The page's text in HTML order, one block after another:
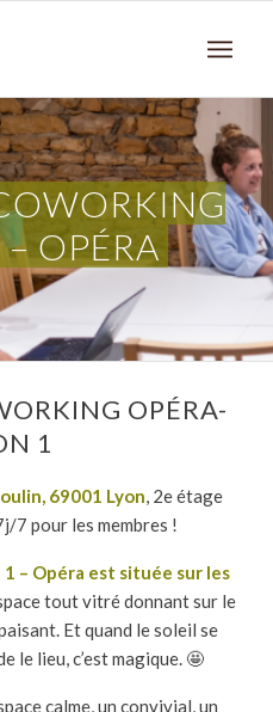
OPÉRA
OPÉRA-
1
69001 Lyon, 2e étage
7 pour les membres !
– Opéra est située sur les
tout vitré donnant sur le
Et quand le soleil se
le lieu, c’est magique. 🤩
calme, un convivial, un